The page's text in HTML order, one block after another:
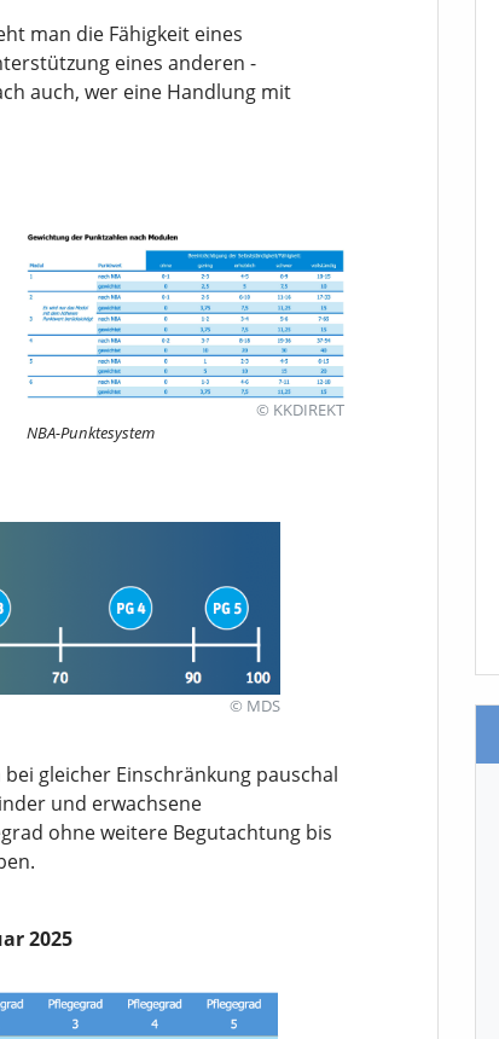
man die Fähigkeit eines
eines anderen -
auch, wer eine Handlung mit
© KKDIREKT
NBA-Punktesystem
© MDS
gleicher Einschränkung pauschal
und erwachsene
ohne weitere Begutachtung bis
2025